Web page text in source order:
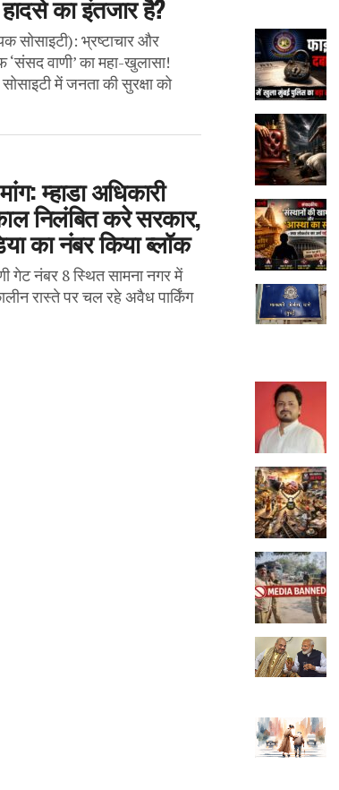
का इंतजार है?
सोसाइटी): भ्रष्टाचार और
वाणी’ का महा-खुलासा!
में जनता की सुरक्षा को
म्हाडा अधिकारी
निलंबित करे सरकार,
का नंबर किया ब्लॉक
गेट नंबर 8 स्थित सामना नगर में
रास्ते पर चल रहे अवैध पार्किंग